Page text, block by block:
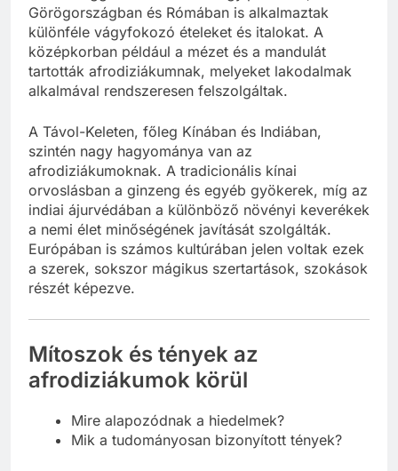
Görögországban és Rómában is alkalmaztak
különféle vágyfokozó ételeket és italokat. A
középkorban például a mézet és a mandulát
tartották afrodiziákumnak, melyeket lakodalmak
alkalmával rendszeresen felszolgáltak.
A Távol-Keleten, főleg Kínában és Indiában,
szintén nagy hagyománya van az
afrodiziákumoknak. A tradicionális kínai
orvoslásban a ginzeng és egyéb gyökerek, míg az
indiai ájurvédában a különböző növényi keverékek
a nemi élet minőségének javítását szolgálták.
Európában is számos kultúrában jelen voltak ezek
a szerek, sokszor mágikus szertartások, szokások
részét képezve.
Mítoszok és tények az
afrodiziákumok körül
Mire alapozódnak a hiedelmek?
Mik a tudományosan bizonyított tények?